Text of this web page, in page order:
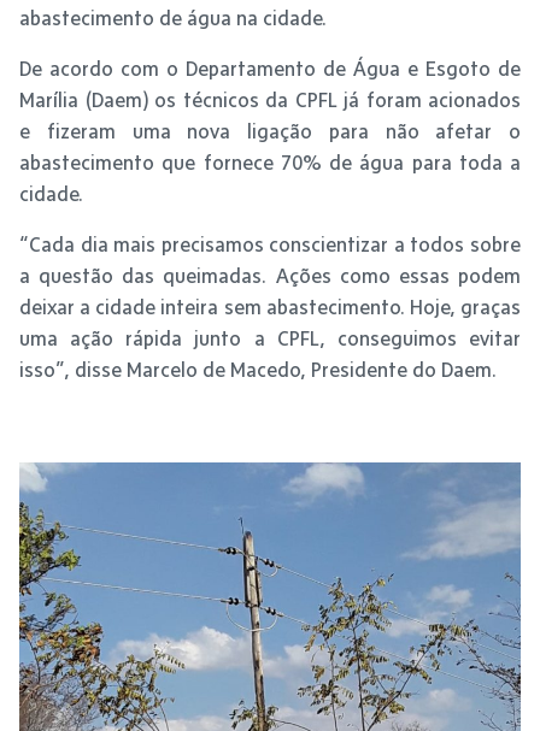
abastecimento de água na cidade.
De acordo com o Departamento de Água e Esgoto de
Marília (Daem) os técnicos da CPFL já foram acionados
e fizeram uma nova ligação para não afetar o
abastecimento que fornece 70% de água para toda a
cidade.
“Cada dia mais precisamos conscientizar a todos sobre
a questão das queimadas. Ações como essas podem
deixar a cidade inteira sem abastecimento. Hoje, graças
uma ação rápida junto a CPFL, conseguimos evitar
isso”, disse Marcelo de Macedo, Presidente do Daem.